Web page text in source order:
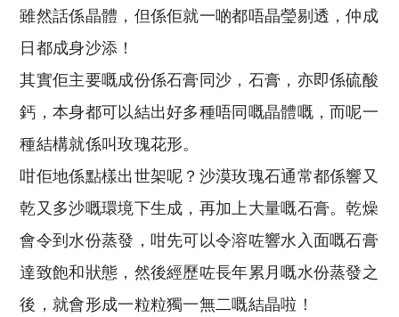
雖然話係晶體，但係佢就一啲都唔晶瑩剔透，仲成
日都成身沙添！
其實佢主要嘅成份係石膏同沙，石膏，亦即係硫酸
鈣，本身都可以結出好多種唔同嘅晶體嘅，而呢一
種結構就係叫玫瑰花形。
咁佢地係點樣出世架呢？沙漠玫瑰石通常都係響又
乾又多沙嘅環境下生成，再加上大量嘅石膏。乾燥
會令到水份蒸發，咁先可以令溶咗響水入面嘅石膏
達致飽和狀態，然後經歷咗長年累月嘅水份蒸發之
後，就會形成一粒粒獨一無二嘅結晶啦！